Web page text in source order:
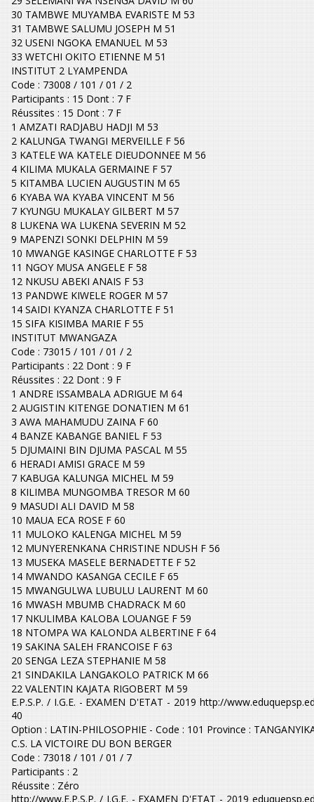
30 TAMBWE MUYAMBA EVARISTE M 53
31 TAMBWE SALUMU JOSEPH M 51
32 USENI NGOKA EMANUEL M 53
33 WETCHI OKITO ETIENNE M 51
INSTITUT 2 LYAMPENDA
Code : 73008 / 101 / 01 / 2
Participants : 15 Dont : 7 F
Réussites : 15 Dont : 7 F
1 AMZATI RADJABU HADJI M 53
2 KALUNGA TWANGI MERVEILLE F 56
3 KATELE WA KATELE DIEUDONNEE M 56
4 KILIMA MUKALA GERMAINE F 57
5 KITAMBA LUCIEN AUGUSTIN M 65
6 KYABA WA KYABA VINCENT M 56
7 KYUNGU MUKALAY GILBERT M 57
8 LUKENA WA LUKENA SEVERIN M 52
9 MAPENZI SONKI DELPHIN M 59
10 MWANGE KASINGE CHARLOTTE F 53
11 NGOY MUSA ANGELE F 58
12 NKUSU ABEKI ANAIS F 53
13 PANDWE KIWELE ROGER M 57
14 SAIDI KYANZA CHARLOTTE F 51
15 SIFA KISIMBA MARIE F 55
INSTITUT MWANGAZA
Code : 73015 / 101 / 01 / 2
Participants : 22 Dont : 9 F
Réussites : 22 Dont : 9 F
1 ANDRE ISSAMBALA ADRIGUE M 64
2 AUGISTIN KITENGE DONATIEN M 61
3 AWA MAHAMUDU ZAINA F 60
4 BANZE KABANGE BANIEL F 53
5 DJUMAINI BIN DJUMA PASCAL M 55
6 HERADI AMISI GRACE M 59
7 KABUGA KALUNGA MICHEL M 59
8 KILIMBA MUNGOMBA TRESOR M 60
9 MASUDI ALI DAVID M 58
10 MAUA ECA ROSE F 60
11 MULOKO KALENGA MICHEL M 59
12 MUNYERENKANA CHRISTINE NDUSH F 56
13 MUSEKA MASELE BERNADETTE F 52
14 MWANDO KASANGA CECILE F 65
15 MWANGULWA LUBULU LAURENT M 60
16 MWASH MBUMB CHADRACK M 60
17 NKULIMBA KALOBA LOUANGE F 59
18 NTOMPA WA KALONDA ALBERTINE F 64
19 SAKINA SALEH FRANCOISE F 63
20 SENGA LEZA STEPHANIE M 58
21 SINDAKILA LANGAKOLO PATRICK M 66
22 VALENTIN KAJATA RIGOBERT M 59
E.P.S.P. / I.G.E. - EXAMEN D'ETAT - 2019 http://
40
Option : LATIN-PHILOSOPHIE - Code : 101 Province :
C.S. LA VICTOIRE DU BON BERGER
Code : 73018 / 101 / 01 / 7
Participants : 2
Réussite : Zéro
http://www.E.P.S.P. / I.G.E. - EXAMEN D'ETAT - 2019